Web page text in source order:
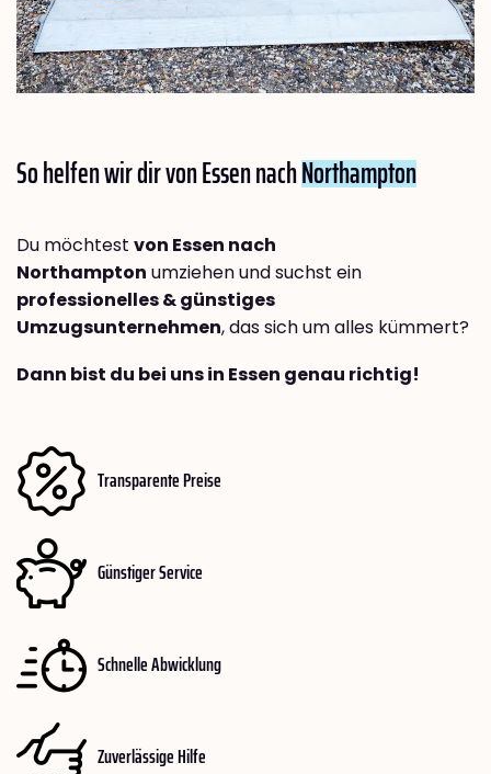
So helfen wir dir von Essen nachNorthampton
Du möchtest von Essen nach
Northampton umziehen und suchst ein
professionelles & günstiges
Umzugsunternehmen, das sich um alles kümmert?
Dann bist du bei uns in Essen genau richtig!
Transparente Preise
Günstiger Service
Schnelle Abwicklung
Zuverlässige Hilfe